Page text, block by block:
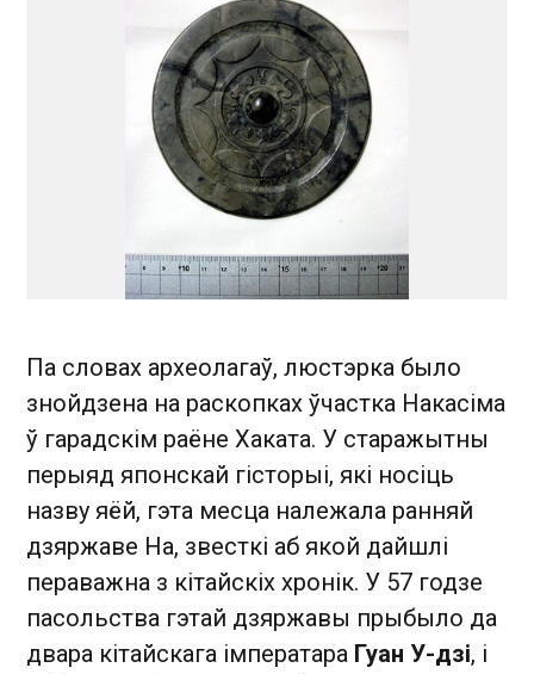
Па словах археолагаў, люстэрка было
знойдзена на раскопках ўчастка Накасіма
ў гарадскім раёне Хаката. У старажытны
перыяд японскай гісторыі, які носіць
назву яёй, гэта месца належала ранняй
дзяржаве На, звесткі аб якой дайшлі
пераважна з кітайскіх хронік. У 57 годзе
пасольства гэтай дзяржавы прыбыло да
двара кітайскага імператара Гуан У-дзі, і